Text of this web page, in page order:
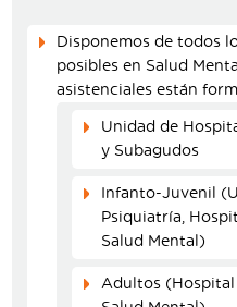
Disponemos de todos
posibles en Salud
asistenciales están
Unidad de
y Subagudos
Infanto-Juvenil
Psiquiatría,
Salud Mental)
Adultos (Hospital